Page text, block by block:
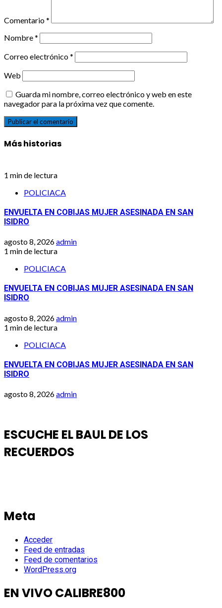
Comentario*
Nombre*
Correo electrónico*
Web
Guarda mi nombre, correo electrónico y web en este
navegador para la próxima vez que comente.
Más historias
1 min de lectura
POLICIACA
ENVUELTA EN COBIJAS MUJER ASESINADA EN SAN
ISIDRO
agosto 8, 2026admin
1 min de lectura
POLICIACA
ENVUELTA EN COBIJAS MUJER ASESINADA EN SAN
ISIDRO
agosto 8, 2026admin
1 min de lectura
POLICIACA
ENVUELTA EN COBIJAS MUJER ASESINADA EN SAN
ISIDRO
agosto 8, 2026admin
ESCUCHE EL BAUL DE LOS
RECUERDOS
Meta
Acceder
Feed de entradas
Feed de comentarios
WordPress.org
EN VIVO CALIBRE800